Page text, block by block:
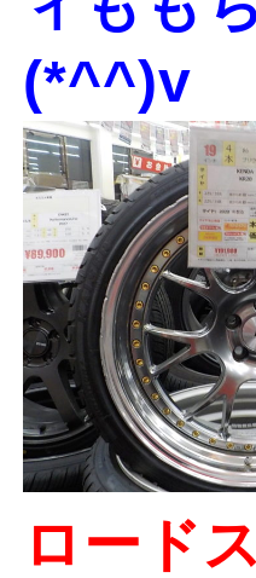
(*^^)v
ロード